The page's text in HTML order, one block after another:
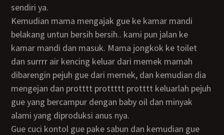
sendiri ya.
Kemudian mama mengajak gue ke kamar mandi
belakang untun bersih bersih.. kami pun jalan ke
kamar mandi dan masuk. Mama jongkok ke toilet
dan surrrr air kencing keluar dari memek mamah
dibarengin pejuh gue dari memek, dan kemudian dia
mengejan dan protttt prottttt protttt keluarlah pejuh
gue yang bercampur dengan baby oil dan minyak
alami yang diproduksi anus nya.
Gue cuci kontol gue pake sabun dan kemudian gue